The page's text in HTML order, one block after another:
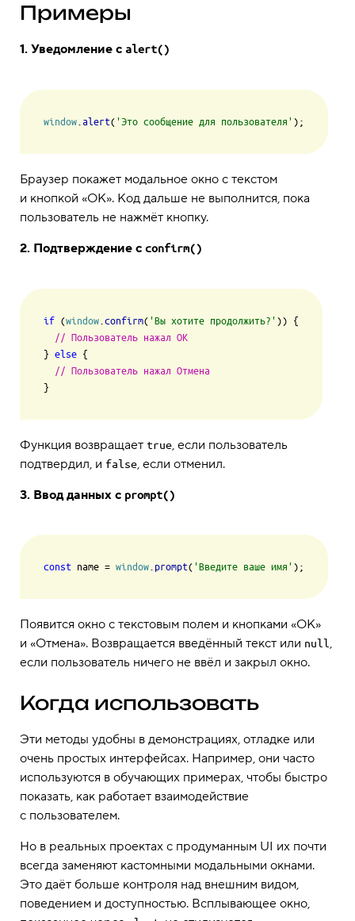
Примеры
1. Уведомление с alert()
window alert( 'Это сообщение для пользователя'
Браузер покажет модальное окно с текстом
и кнопкой «ОК». Код дальше не выполнится, пока
пользователь не нажмёт кнопку.
2. Подтверждение с confirm()
if (window confirm( 'Вы хотите продолжить?' )) {
// Пользователь нажал ОК
} else {
// Пользователь нажал Отмена
Функция возвращает true, если пользователь
подтвердил, и false, если отменил.
3. Ввод данных с prompt()
const name = window prompt( 'Введите ваше имя'
Появится окно с текстовым полем и кнопками «ОК»
и «Отмена». Возвращается введённый текст или null,
если пользователь ничего не ввёл и закрыл окно.
Когда использовать
Эти методы удобны в демонстрациях, отладке или
очень простых интерфейсах. Например, они часто
используются в обучающих примерах, чтобы быстро
показать, как работает взаимодействие
с пользователем.
Но в реальных проектах с продуманным UI их почти
всегда заменяют кастомными модальными окнами.
Это даёт больше контроля над внешним видом,
поведением и доступностью. Всплывающее окно,